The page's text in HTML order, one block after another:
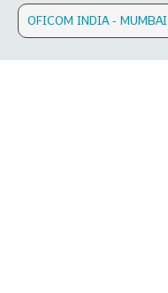
OFICOM INDIA - MUMBAI